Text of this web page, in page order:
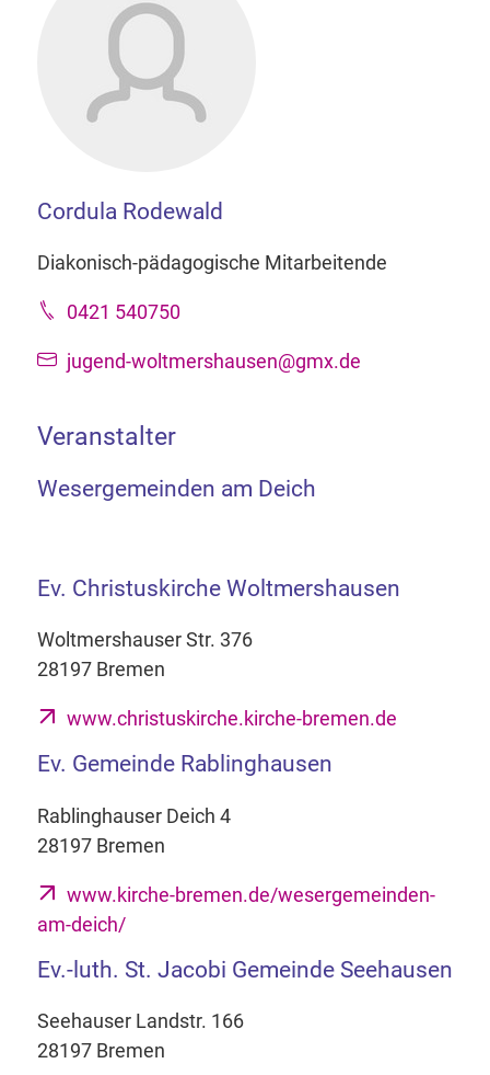
Cordula Rodewald
Diakonisch-pädagogische Mitarbeitende
0421 540750
jugend-woltmershausen@gmx.de
Veranstalter
Wesergemeinden am Deich
Ev. Christuskirche Woltmershausen
Woltmershauser Str. 376
28197 Bremen
www.christuskirche.kirche-bremen.de
Ev. Gemeinde Rablinghausen
Rablinghauser Deich 4
28197 Bremen
www.kirche-bremen.de/wesergemeinden-
am-deich/
Ev.-luth. St. Jacobi Gemeinde Seehausen
Seehauser Landstr. 166
28197 Bremen